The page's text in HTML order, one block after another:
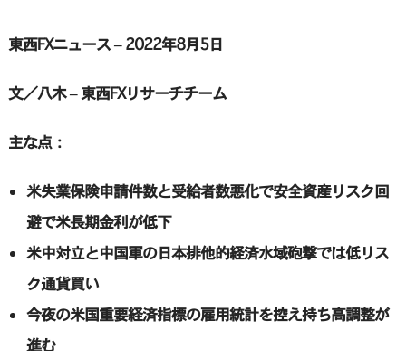
東西FXニュース – 2022年8月5日
文／八木 – 東西FXリサーチチーム
主な点：
米失業保険申請件数と受給者数悪化で安全資産リスク回
避で米長期金利が低下
米中対立と中国軍の日本排他的経済水域砲撃では低リス
ク通貨買い
今夜の米国重要経済指標の雇用統計を控え持ち高調整が
進む